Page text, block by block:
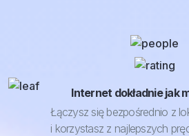
Internet dokładnie jak
Łączysz się bezpośrednio z
i korzystasz z najlepszych